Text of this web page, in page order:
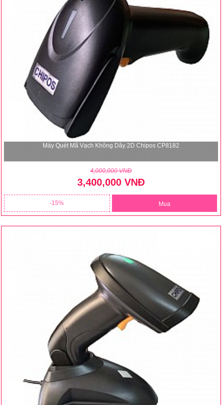
Máy Quét Mã Vạch Không Dây 2D Chipos CP8182
4,000,000 VNĐ
3,400,000 VNĐ
15 Mua